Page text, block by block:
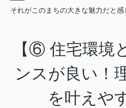
それがこのまちの大きな魅力だと感
【⑥ 住宅環境
ンスが良い！
を叶えや